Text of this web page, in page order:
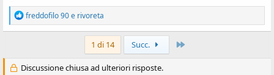
R
e
a
o
n
freddofilo 90e rivoreta
1 di 14 Succ.
Discussione chiusa ad ulteriori risposte.